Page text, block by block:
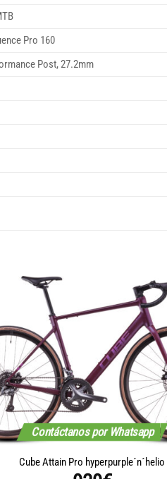
Pro 160
Post, 27.2mm
Contáctanos por Whatsapp
Cube Attain Pro hyperpurple´n´helio